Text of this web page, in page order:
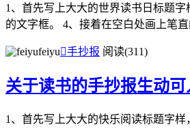
1、首先写上大大的世界读书日标题
的文字框。 4、接着在空白处画上笔
feiyu手抄报 阅读(311)
关于读书的手抄报生动
1、首先写上大大的快乐阅读标题字